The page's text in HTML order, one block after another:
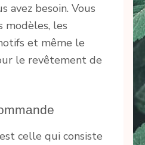
avez besoin. Vous
modèles, les
et même le
le revêtement de
celle qui consiste